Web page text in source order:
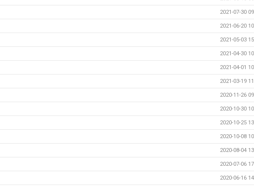
2021-07-30
2021-06-20
2021-05-03
2021-04-30
2021-04-01
2021-03-19
2020-11-26
2020-10-30
2020-10-25
2020-10-08
2020-08-04
2020-07-06
2020-06-16